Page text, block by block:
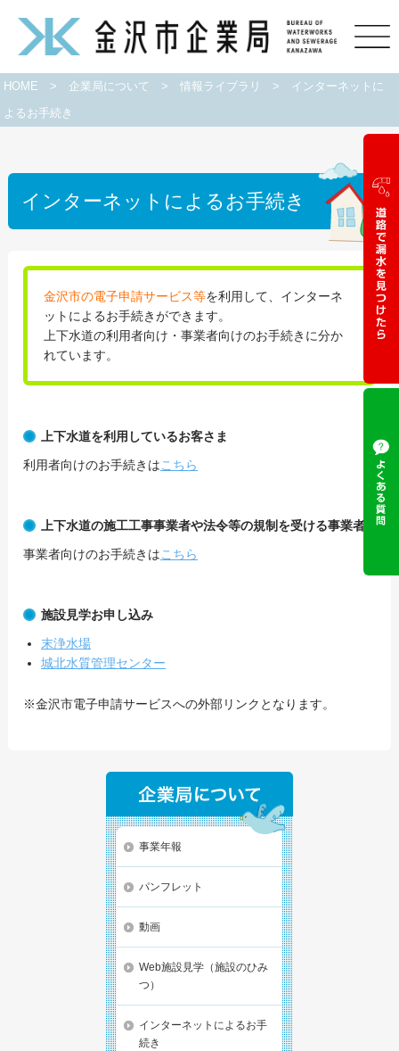
HOME >企業局について >情報ライブラリ > インターネットに
よるお手続き
インターネットによるお手続き
金沢市の電子申請サービス等を利用して、インターネ
ットによるお手続きができます。
上下水道の利用者向け・事業者向けのお手続きに分か
れています。
上下水道を利用しているお客さま
利用者向けのお手続きはこちら
上下水道の施工工事事業者や法令等の規制を受ける事業者
事業者向けのお手続きはこちら
施設見学お申し込み
末浄水場
城北水質管理センター
※金沢市電子申請サービスへの外部リンクとなります。
事業年報
パンフレット
動画
Web施設見学（施設のひみ
つ）
インターネットによるお手
続き